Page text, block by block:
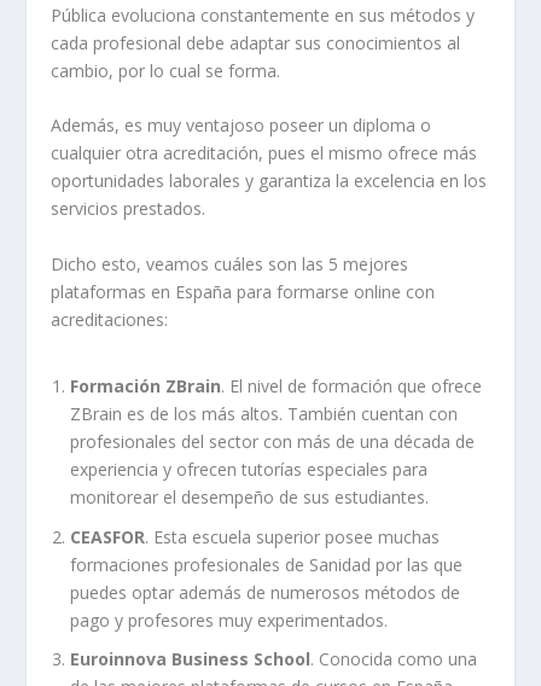
Pública evoluciona constantemente en sus métodos y
cada profesional debe adaptar sus conocimientos al
cambio, por lo cual se forma.
Además, es muy ventajoso poseer un diploma o
cualquier otra acreditación, pues el mismo ofrece más
oportunidades laborales y garantiza la excelencia en los
servicios prestados.
Dicho esto, veamos cuáles son las 5 mejores
plataformas en España para formarse online con
acreditaciones:
Formación ZBrain. El nivel de formación que ofrece
ZBrain es de los más altos. También cuentan con
profesionales del sector con más de una década de
experiencia y ofrecen tutorías especiales para
monitorear el desempeño de sus estudiantes.
CEASFOR. Esta escuela superior posee muchas
formaciones profesionales de Sanidad por las que
puedes optar además de numerosos métodos de
pago y profesores muy experimentados.
Euroinnova Business School. Conocida como una